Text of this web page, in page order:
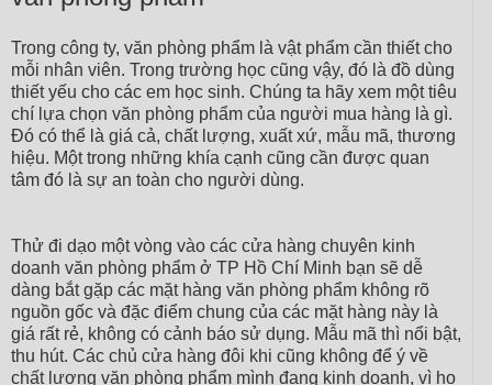
Trong công ty, văn phòng phẩm là vật phẩm cần thiết cho
mỗi nhân viên. Trong trường học cũng vậy, đó là đồ dùng
thiết yếu cho các em học sinh. Chúng ta hãy xem một tiêu
chí lựa chọn văn phòng phẩm của người mua hàng là gì.
Đó có thể là giá cả, chất lượng, xuất xứ, mẫu mã, thương
hiệu. Một trong những khía cạnh cũng cần được quan
tâm đó là sự an toàn cho người dùng.
Thử đi dạo một vòng vào các cửa hàng chuyên kinh
doanh văn phòng phẩm ở TP Hồ Chí Minh bạn sẽ dễ
dàng bắt gặp các mặt hàng văn phòng phẩm không rõ
nguồn gốc và đặc điểm chung của các mặt hàng này là
giá rất rẻ, không có cảnh báo sử dụng. Mẫu mã thì nổi bật,
thu hút. Các chủ cửa hàng đôi khi cũng không để ý về
chất lượng văn phòng phẩm mình đang kinh doanh, vì họ